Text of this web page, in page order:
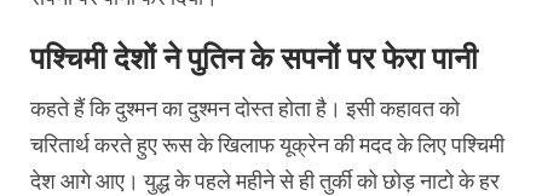
पश्चिमी देशों ने पुतिन के सपनों पर फेरा पानी
कहते हैं कि दुश्मन का दुश्मन दोस्त होता है। इसी कहावत को
चरितार्थ करते हुए रूस के खिलाफ यूक्रेन की मदद के लिए पश्चिमी
देश आगे आए। युद्ध के पहले महीने से ही तुर्की को छोड़ नाटो के हर